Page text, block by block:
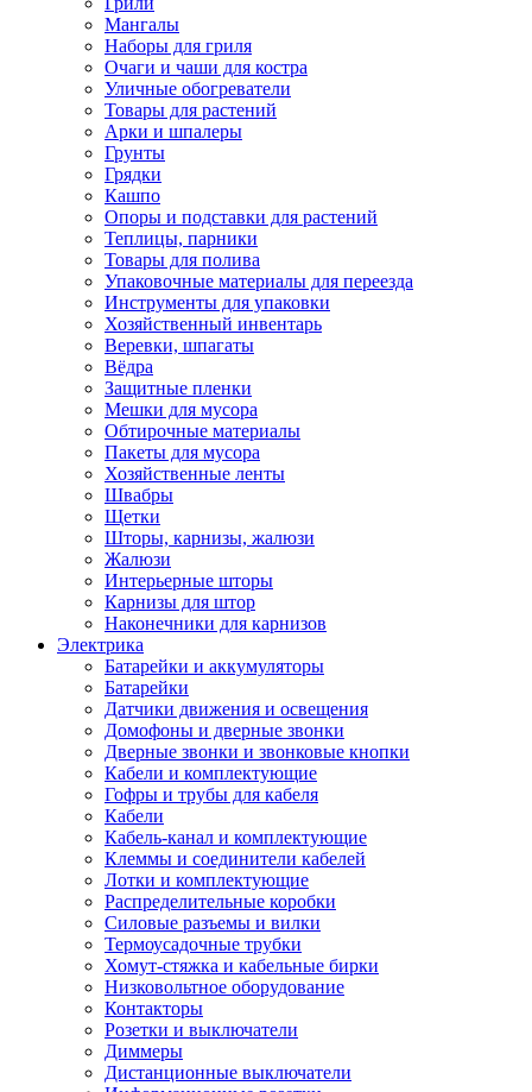
Мангалы
Наборы для гриля
Очаги и чаши для костра
Уличные обогреватели
Товары для растений
Арки и шпалеры
Грунты
Грядки
Кашпо
Опоры и подставки для растений
Теплицы, парники
Товары для полива
Упаковочные материалы для переезда
Инструменты для упаковки
Хозяйственный инвентарь
Веревки, шпагаты
Вёдра
Защитные пленки
Мешки для мусора
Обтирочные материалы
Пакеты для мусора
Хозяйственные ленты
Швабры
Щетки
Шторы, карнизы, жалюзи
Жалюзи
Интерьерные шторы
Карнизы для штор
Наконечники для карнизов
Электрика
Батарейки и аккумуляторы
Батарейки
Датчики движения и освещения
Домофоны и дверные звонки
Дверные звонки и звонковые кнопки
Кабели и комплектующие
Гофры и трубы для кабеля
Кабели
Кабель-канал и комплектующие
Клеммы и соединители кабелей
Лотки и комплектующие
Распределительные коробки
Силовые разъемы и вилки
Термоусадочные трубки
Хомут-стяжка и кабельные бирки
Низковольтное оборудование
Контакторы
Розетки и выключатели
Диммеры
Дистанционные выключатели